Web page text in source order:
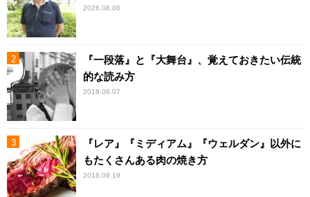
2026.08.06
『一段落』と『大舞台』、覚えておきたい伝統
的な読み方
2018.08.07
『レア』『ミディアム』『ウェルダン』以外に
もたくさんある肉の焼き方
2018.09.19